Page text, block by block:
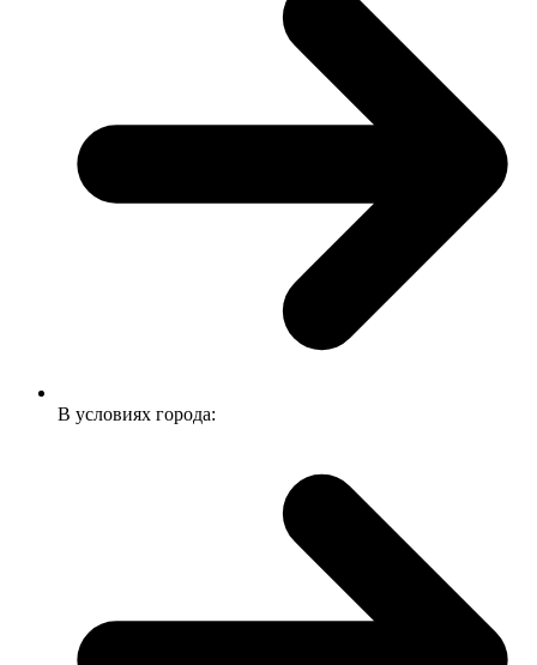
В условиях города: